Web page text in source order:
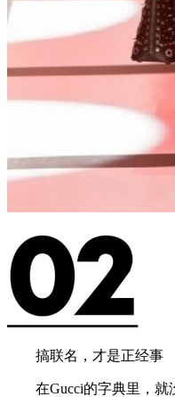
搞联名，才是正经事
在Gucci的字典里，就